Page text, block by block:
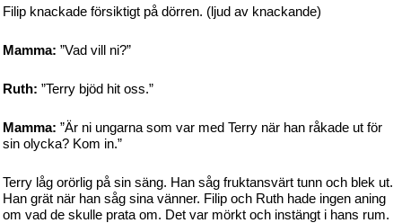
Filip knackade försiktigt på dörren. (ljud av knackande)
Mamma: ”Vad vill ni?”
Ruth: ”Terry bjöd hit oss.”
Mamma: ”Är ni ungarna som var med Terry när han råkade ut för
sin olycka? Kom in.”
Terry låg orörlig på sin säng. Han såg fruktansvärt tunn och blek ut.
Han grät när han såg sina vänner. Filip och Ruth hade ingen aning
om vad de skulle prata om. Det var mörkt och instängt i hans rum.